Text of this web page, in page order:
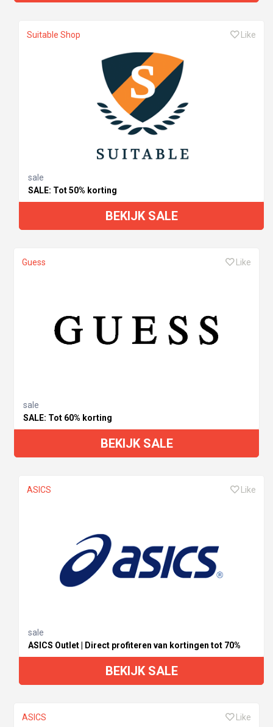
Suitable Shop Like
sale
SALE: Tot 50% korting
BEKIJK SALE
Guess Like
sale
SALE: Tot 60% korting
BEKIJK SALE
ASICS Like
sale
ASICS Outlet | Direct profiteren van kortingen tot 70%
BEKIJK SALE
ASICS Like